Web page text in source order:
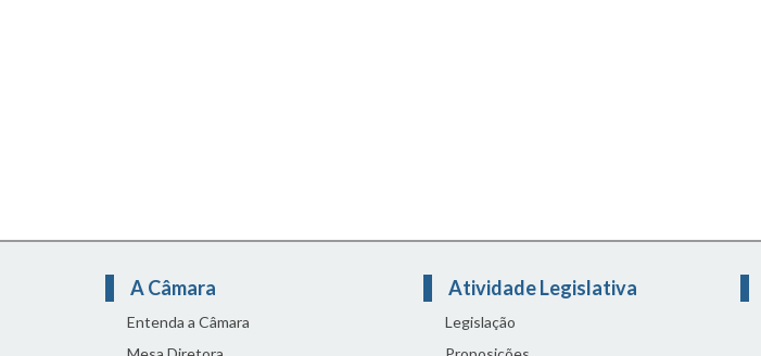
A Câmara
Entenda a Câmara
Atividade Legislativa
Legislação